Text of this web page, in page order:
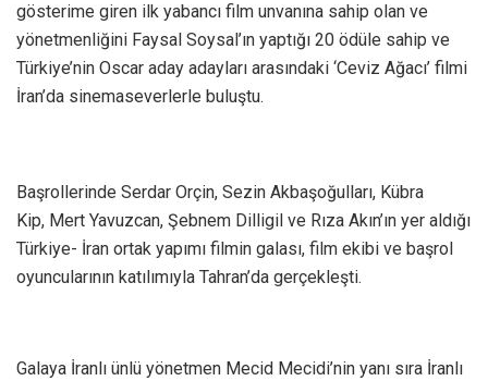
gösterime giren ilk yabancı film unvanına sahip olan ve
yönetmenliğini Faysal Soysal’ın yaptığı 20 ödüle sahip ve
Türkiye’nin Oscar aday adayları arasındaki ‘Ceviz Ağacı’ filmi
İran’da sinemaseverlerle buluştu.
Başrollerinde Serdar Orçin, Sezin Akbaşoğulları, Kübra
Kip, Mert Yavuzcan, Şebnem Dilligil ve Rıza Akın’ın yer aldığı
Türkiye- İran ortak yapımı filmin galası, film ekibi ve başrol
oyuncularının katılımıyla Tahran’da gerçekleşti.
Galaya İranlı ünlü yönetmen Mecid Mecidi’nin yanı sıra İranlı